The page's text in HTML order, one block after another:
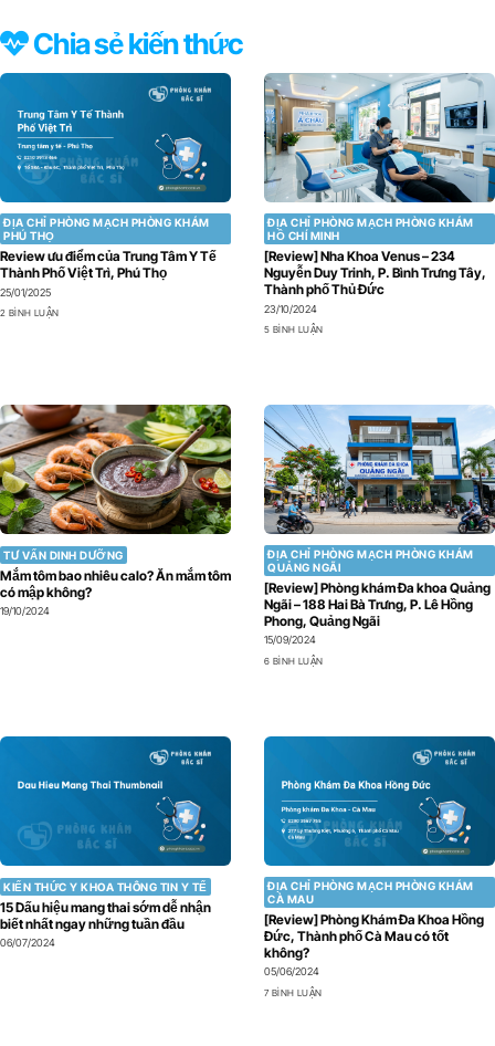
Chia sẻ kiến thức
ĐỊA CHỈ PHÒNG MẠCH PHÒNG KHÁM
PHÚ THỌ
Review ưu điểm của Trung Tâm Y Tế
Thành Phố Việt Trì, Phú Thọ
25/01/2025
2 BÌNH LUẬN
ĐỊA CHỈ PHÒNG MẠCH PHÒNG KHÁM
HỒ CHÍ MINH
[Review] Nha Khoa Venus – 234
Nguyễn Duy Trinh, P. Bình Trưng Tây,
Thành phố Thủ Đức
23/10/2024
5 BÌNH LUẬN
TƯ VẤN DINH DƯỠNG
Mắm tôm bao nhiêu calo? Ăn mắm tôm
có mập không?
19/10/2024
ĐỊA CHỈ PHÒNG MẠCH PHÒNG KHÁM
QUẢNG NGÃI
[Review] Phòng khám Đa khoa Quảng
Ngãi – 188 Hai Bà Trưng, P. Lê Hồng
Phong, Quảng Ngãi
15/09/2024
6 BÌNH LUẬN
KIẾN THỨC Y KHOA THÔNG TIN Y TẾ
15 Dấu hiệu mang thai sớm dễ nhận
biết nhất ngay những tuần đầu
06/07/2024
ĐỊA CHỈ PHÒNG MẠCH PHÒNG KHÁM
CÀ MAU
[Review] Phòng Khám Đa Khoa Hồng
Đức, Thành phố Cà Mau có tốt
không?
05/06/2024
7 BÌNH LUẬN